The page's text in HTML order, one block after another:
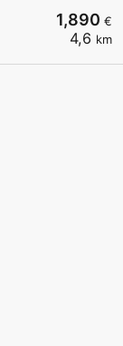
1,890 €
4,6 km